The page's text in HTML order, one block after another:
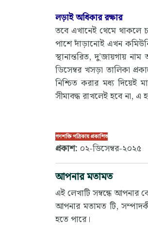
লড়াই অধিকার রক্ষার
তবে এখানেই থেমে থাকলে
পাশে দাঁড়ানোই এখন
স্থানান্তরিত, দু’জায়গায়
ডিসেম্বর খসড়া তালিকা
নিশ্চিত করার মধ্য
সীমাবদ্ধ রাখলেই হবে না,
গণশক্তি পত্রিকায় প্রকাশিত
প্রকাশ: ০২-ডিসেম্বর-২০২৫
আপনার মতামত
এই লেখাটি সম্বন্ধে
আপনার মতামত টি,
হতে পারে।